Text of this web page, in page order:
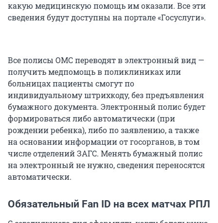
какую медицинскую помощь им оказали. Все эти
сведения будут доступны на портале «Госуслуги».
Все полисы ОМС переводят в электронный вид —
получить медпомощь в поликлиниках или
больницах пациенты смогут по
индивидуальному штрихкоду, без предъявления
бумажного документа. Электронный полис будет
формироваться либо автоматически (при
рождении ребенка), либо по заявлению, а также
на основании информации от госорганов, в том
числе отделений ЗАГС. Менять бумажный полис
на электронный не нужно, сведения переносятся
автоматически.
Обязательный Fan ID на всех матчах РПЛ